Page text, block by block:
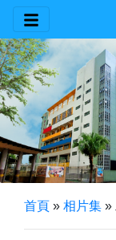
首頁 » 相片集 »